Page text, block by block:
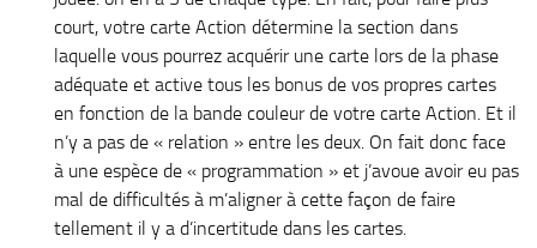
court, votre carte Action détermine la section dans
laquelle vous pourrez acquérir une carte lors de la phase
adéquate et active tous les bonus de vos propres cartes
en fonction de la bande couleur de votre carte Action. Et il
n’y a pas de « relation » entre les deux. On fait donc face
à une espèce de « programmation » et j’avoue avoir eu pas
mal de difficultés à m’aligner à cette façon de faire
tellement il y a d’incertitude dans les cartes.